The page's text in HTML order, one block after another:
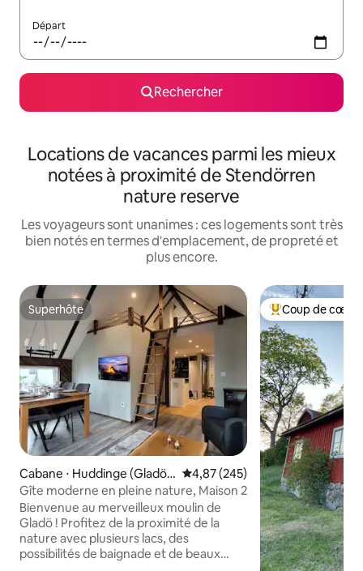
Départ
Rechercher
Locations de vacances parmi les mieux
notées à proximité de Stendörren
nature reserve
Les voyageurs sont unanimes : ces logements sont très
bien notés en termes d'emplacement, de propreté et
plus encore.
Superhôte
Superhôte
Cabane ⋅ Huddinge (Gladö k
varn)
Évaluation moyenne sur la
4,87 (245)
Gîte moderne en pleine nature, Maison 2
Bienvenue au merveilleux moulin de
Gladö ! Profitez de la proximité de la
nature avec plusieurs lacs, des
possibilités de baignade et de beaux
Coups de cœur
Coup de cœur